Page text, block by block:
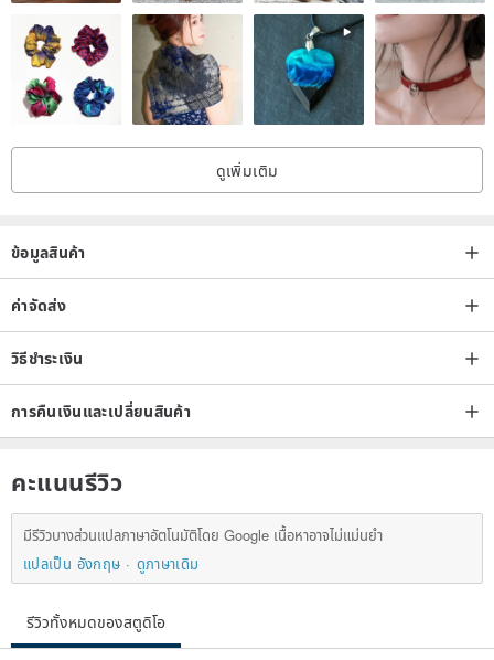
★ Size Recommendations (Two Sizes):
Size 0 (Small) is suitable for preschoolers aged 1.5-6 years (85cm-
110cm).
Size 1 (Large) is suitable for older children aged 7-10 years
★ Model Reference:
Little model: 125cm / 22kg. Wearing Size 0 (fits snugly and
comfortably for 85cm-110cm). Wearing Size 1 offers a stylish
oversized look.
Younger children can wear it as an oversized T-shirt, making the
bunny counting game even more charming!
For a more relaxed fit, consider sizing up for your little one.
ดูเพิ่มเติม
ข้อมูลสินค้า
ค่าจัดส่ง
วิธีชำระเงิน
การคืนเงินและเปลี่ยนสินค้า
คะแนนรีวิว
มีรีวิวบางส่วนแปลภาษาอัตโนมัติโดย Google เนื้อหาอาจไม่แม่นยำ
แปลเป็น อังกฤษ
ดูภาษาเดิม
รีวิวทั้งหมดของสตูดิโอ